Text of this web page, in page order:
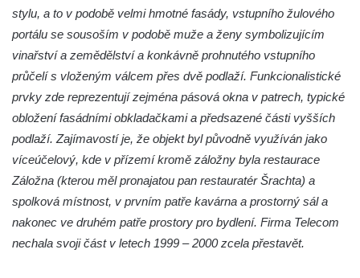
Dům čp. 101/6 na Lužickém náměstí v
Rumburku
Dům čp. 104/9 na Lužickém náměstí v
Rumburku
Dům čp. 102/7 na Lužickém náměstí v
Rumburku
Dům čp. 99/4 na Lužickém náměstí v
Rumburku (tiskárna Heinricha Pfeifera)
Bývalý špitál v Teplé
stylu, a to v podobě velmi hmotné fasády, vstupního žulového
portálu se sousoším v podobě muže a ženy symbolizujícím
vinařství a zemědělství a konkávně prohnutého vstupního
průčelí s vloženým válcem přes dvě podlaží. Funkcionalistické
prvky zde reprezentují zejména pásová okna v patrech, typické
obložení fasádními obkladačkami a předsazené části vyšších
podlaží. Zajímavostí je, že objekt byl původně využíván jako
víceúčelový, kde v přízemí kromě záložny byla restaurace
Záložna (kterou měl pronajatou pan restauratér Šrachta) a
spolková místnost, v prvním patře kavárna a prostorný sál a
nakonec ve druhém patře prostory pro bydlení. Firma Telecom
nechala svoji část v letech 1999 – 2000 zcela přestavět.